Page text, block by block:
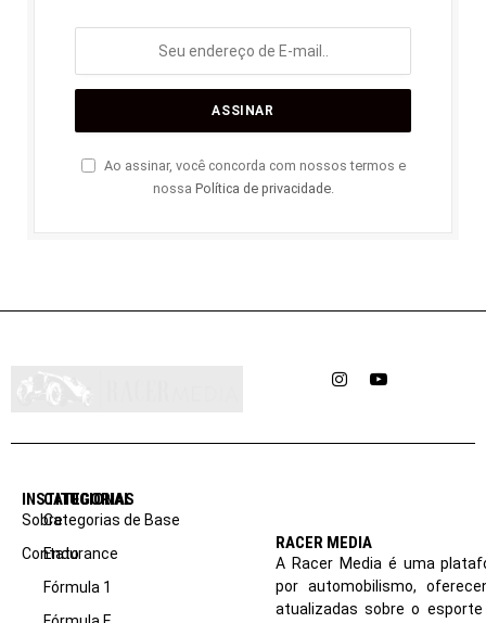
Ao assinar, você concorda com nossos termos e
nossa Política de privacidade.
InstagramYouTube
INSTITUCIONAL
Sobre
Contato
CATEGORIAS
Categorias de Base
Endurance
Fórmula 1
RACER MEDIA
A Racer Media é uma
por automobilismo,
atualizadas sobre o